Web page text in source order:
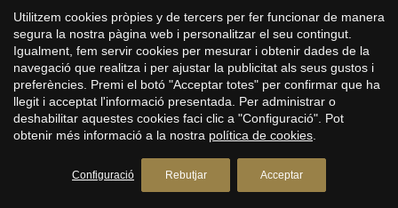
Sol·liciti més informació
Avís legal
Política de privacitat
Polí­tica de cookies
byiEstrategic
Utilitzem cookies pròpies y de tercers per fer funcionar de manera
segura la nostra pàgina web i personalitzar el seu contingut.
Igualment, fem servir cookies per mesurar i obtenir dades de la
navegació que realitza i per ajustar la publicitat als seus gustos i
preferències. Premi el botó "Acceptar totes" per confirmar que ha
llegit i acceptat l'informació presentada. Per administrar o
deshabilitar aquestes cookies faci clic a "Configuració". Pot
obtenir més informació a la nostra política de cookies
Configuració Rebutjar Acceptar